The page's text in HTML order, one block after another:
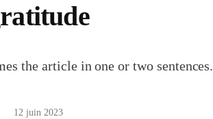
the article in one or two sentences.
12 juin 2023